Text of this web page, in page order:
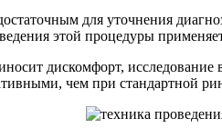
для уточнения
этой процедуры
дискомфорт,
чем при стандартной